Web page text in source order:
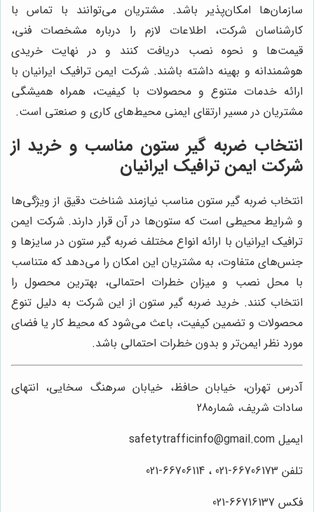
سازمان‌ها امکان‌پذیر باشد. مشتریان می‌توانند با تماس با
کارشناسان شرکت، اطلاعات لازم را درباره مشخصات فنی،
قیمت‌ها و نحوه نصب دریافت کنند و در نهایت خریدی
هوشمندانه و بهینه داشته باشند. شرکت ایمن ترافیک ایرانیان با
ارائه خدمات متنوع و محصولات با کیفیت، همراه همیشگی
مشتریان در مسیر ارتقای ایمنی محیط‌های کاری و صنعتی است.
انتخاب ضربه گیر ستون مناسب و خرید از
شرکت ایمن ترافیک ایرانیان
انتخاب ضربه گیر ستون مناسب نیازمند شناخت دقیق از ویژگی‌ها
و شرایط محیطی است که ستون‌ها در آن قرار دارند. شرکت ایمن
ترافیک ایرانیان با ارائه انواع مختلف ضربه گیر ستون در سایزها و
جنس‌های متفاوت، به مشتریان این امکان را می‌دهد که متناسب
با محل نصب و میزان خطرات احتمالی، بهترین محصول را
انتخاب کنند. خرید ضربه گیر ستون از این شرکت به دلیل تنوع
محصولات و تضمین کیفیت، باعث می‌شود که محیط کار یا فضای
مورد نظر ایمن‌تر و بدون خطرات احتمالی باشد.
آدرس تهران، خیابان حافظ، خیابان سرهنگ سخایی، انتهای
سادات شریف، شماره28
ایمیل safetytrafficinfo@gmail.com
تلفن 66706173-021 ، 66706114-021
فکس 66716137-021